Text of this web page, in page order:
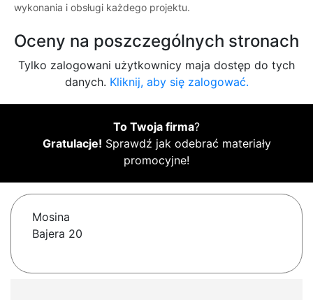
wykonania i obsługi każdego projektu.
Oceny na poszczególnych stronach
Tylko zalogowani użytkownicy maja dostęp do tych
danych. Kliknij, aby się zalogować.
To Twoja firma?
Gratulacje! Sprawdź jak odebrać materiały
promocyjne!
Mosina
Bajera 20